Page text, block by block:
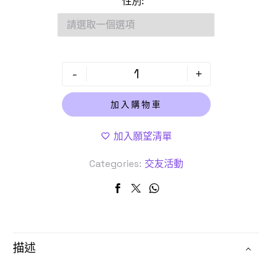
- +
加入購物車
加入願望清單
Categories: 交友活動
描述